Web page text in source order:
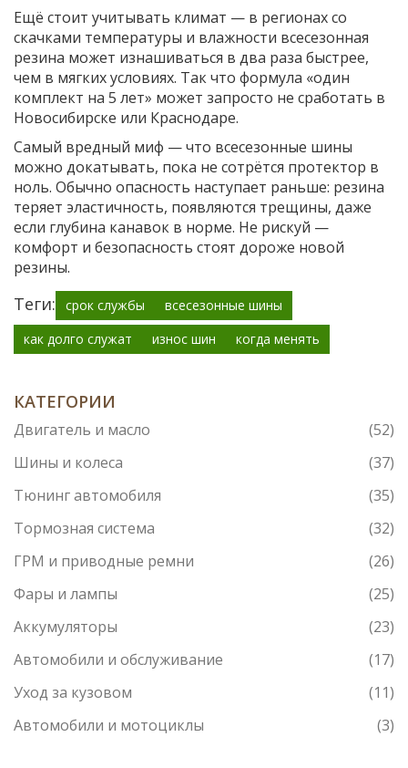
Ещё стоит учитывать климат — в регионах со
скачками температуры и влажности всесезонная
резина может изнашиваться в два раза быстрее,
чем в мягких условиях. Так что формула «один
комплект на 5 лет» может запросто не сработать в
Новосибирске или Краснодаре.
Самый вредный миф — что всесезонные шины
можно докатывать, пока не сотрётся протектор в
ноль. Обычно опасность наступает раньше: резина
теряет эластичность, появляются трещины, даже
если глубина канавок в норме. Не рискуй —
комфорт и безопасность стоят дороже новой
резины.
Теги: срок службы
всесезонные шины
как долго служат
износ шин когда менять
КАТЕГОРИИ
Двигатель и масло
(52)
Шины и колеса
(37)
Тюнинг автомобиля
(35)
Тормозная система
(32)
ГРМ и приводные ремни
(26)
Фары и лампы
(25)
Аккумуляторы
(23)
Автомобили и обслуживание
(17)
Уход за кузовом
(11)
Автомобили и мотоциклы
(3)